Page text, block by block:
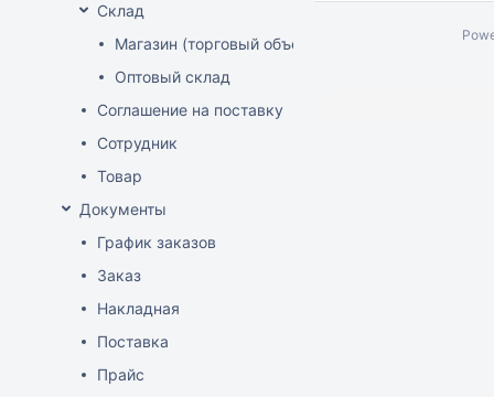
Склад
Магазин (торговый объект)
Оптовый склад
Соглашение на поставку
Сотрудник
Товар
Документы
График заказов
Заказ
Накладная
Поставка
Прайс